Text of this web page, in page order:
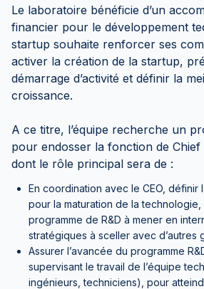
Le laboratoire bénéficie d’un
financier pour le développement
startup souhaite renforcer ses
activer la création de la startup,
démarrage d’activité et définir la
croissance.
A ce titre, l’équipe recherche un
pour endosser la fonction de
dont le rôle principal sera de :
En coordination avec le CEO, définir
pour la maturation de la technologie,
programme de R&D à mener en
stratégiques à sceller avec
Assurer l’avancée du programme
supervisant le travail de l’équipe
ingénieurs, techniciens), pour